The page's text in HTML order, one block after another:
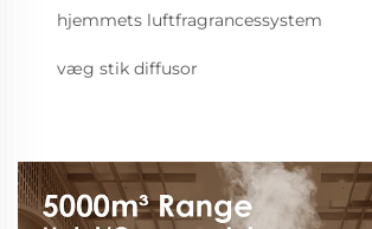
hjemmets luftfragrancessystem
væg stik diffusor